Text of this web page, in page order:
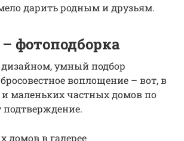
дарить родным и друзьям.
фотоподборка
умный подбор
воплощение – вот, в
маленьких частных домов по
подтверждение.
домов в галерее